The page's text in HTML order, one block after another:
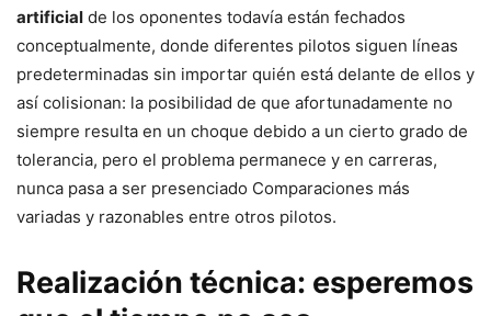
artificial de los oponentes todavía están fechados
conceptualmente, donde diferentes pilotos siguen líneas
predeterminadas sin importar quién está delante de ellos y
así colisionan: la posibilidad de que afortunadamente no
siempre resulta en un choque debido a un cierto grado de
tolerancia, pero el problema permanece y en carreras,
nunca pasa a ser presenciado Comparaciones más
variadas y razonables entre otros pilotos.
Realización técnica: esperemos